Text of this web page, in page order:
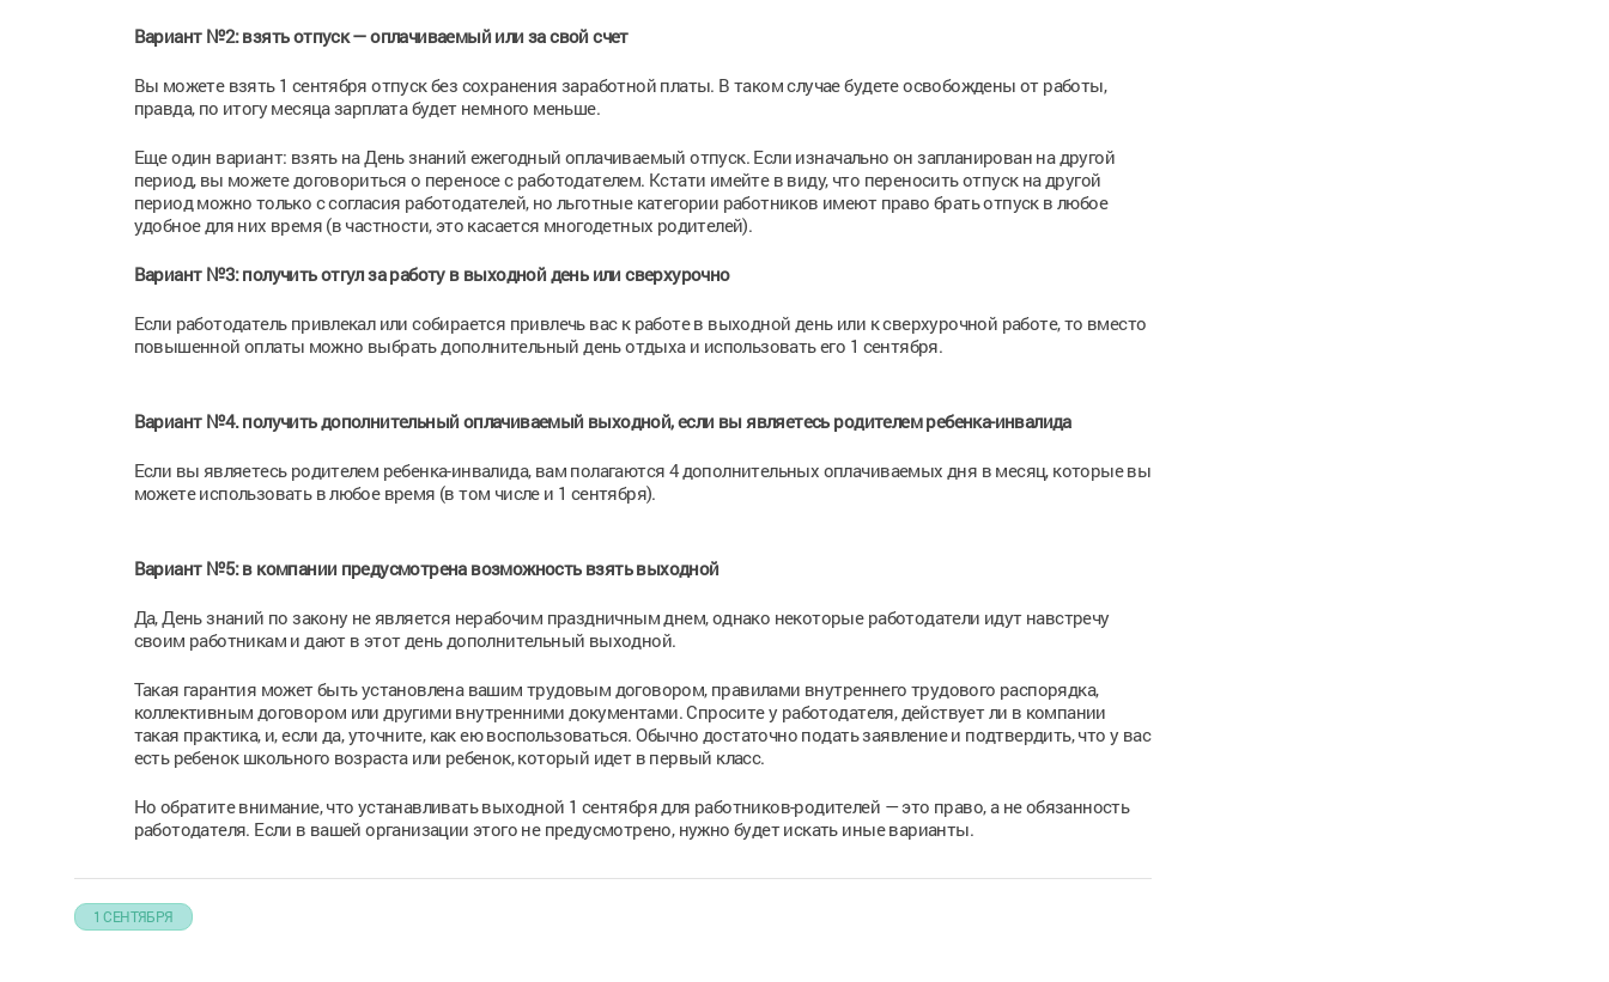
Вариант №2: взять отпуск — оплачиваемый или за свой счет
Вы можете взять 1 сентября отпуск без сохранения заработной платы. В таком случае будете освобождены от работы,
правда, по итогу месяца зарплата будет немного меньше.
Еще один вариант: взять на День знаний ежегодный оплачиваемый отпуск. Если изначально он запланирован на другой
период, вы можете договориться о переносе с работодателем. Кстати имейте в виду, что переносить отпуск на другой
период можно только с согласия работодателей, но льготные категории работников имеют право брать отпуск в любое
удобное для них время (в частности, это касается многодетных родителей).
Вариант №3: получить отгул за работу в выходной день или сверхурочно
Если работодатель привлекал или собирается привлечь вас к работе в выходной день или к сверхурочной работе, то вместо
повышенной оплаты можно выбрать дополнительный день отдыха и использовать его 1 сентября.
Вариант №4. получить дополнительный оплачиваемый выходной, если вы являетесь родителем ребенка-инвалида
Если вы являетесь родителем ребенка-инвалида, вам полагаются 4 дополнительных оплачиваемых дня в месяц, которые вы
можете использовать в любое время (в том числе и 1 сентября).
Вариант №5: в компании предусмотрена возможность взять выходной
Да, День знаний по закону не является нерабочим праздничным днем, однако некоторые работодатели идут навстречу
своим работникам и дают в этот день дополнительный выходной.
Такая гарантия может быть установлена вашим трудовым договором, правилами внутреннего трудового распорядка,
коллективным договором или другими внутренними документами. Спросите у работодателя, действует ли в компании
такая практика, и, если да, уточните, как ею воспользоваться. Обычно достаточно подать заявление и подтвердить, что у вас
есть ребенок школьного возраста или ребенок, который идет в первый класс.
Но обратите внимание, что устанавливать выходной 1 сентября для работников-родителей — это право, а не обязанность
работодателя. Если в вашей организации этого не предусмотрено, нужно будет искать иные варианты.
1 СЕНТЯБРЯ